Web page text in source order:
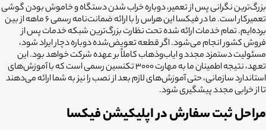
بزرگ‌ترین نگرانی پس از تعمیر، دوباره خراب شدن دستگاه و خاموش بودن گوشی
تعمیرکار است. ما در فیکسا این هراس را با ارائه ضمانت‌نامه رسمی ۶ ماهه از بین
برده‌ایم. تمام خدمات ارائه شده تحت نظارت بزرگ‌ترین شبکه خدمات پس از
فروش کشور انجام می‌شود. اگر قطعه تعویض‌شده دوباره دچار ایراد شود،
مسئولیت دستمزد مجدد و ایاب‌وذهاب کاملاً بر عهده شرکت خواهد بود. این
تعهد، نتیجه اطمینان ما به مهارت ۳۰۰۰ تکنسین رسمی است که با آموزش‌های
استاندارد سازمانی، حتی آموزش‌های لازم بعد از نصب را نیز به شما ارائه می‌دهند
تا از خرابی مجدد پیشگیری شود.
مراحل ثبت سفارش در اپلیکیشن فیکسا